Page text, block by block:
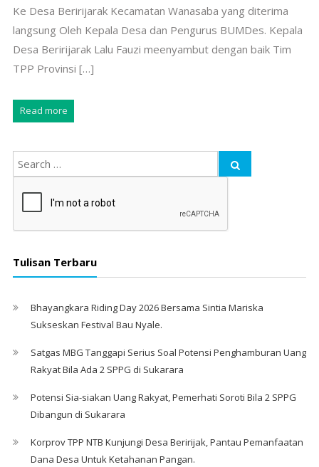
Ke Desa Beririjarak Kecamatan Wanasaba yang diterima
langsung Oleh Kepala Desa dan Pengurus BUMDes. Kepala
Desa Beririjarak Lalu Fauzi meenyambut dengan baik Tim
TPP Provinsi […]
Read more
Tulisan Terbaru
Bhayangkara Riding Day 2026 Bersama Sintia Mariska
Sukseskan Festival Bau Nyale. ‎
Satgas MBG Tanggapi Serius Soal Potensi Penghamburan Uang
Rakyat Bila Ada 2 SPPG di Sukarara
Potensi Sia-siakan Uang Rakyat, Pemerhati Soroti Bila 2 SPPG
Dibangun di Sukarara
Korprov TPP NTB Kunjungi Desa Beririjak, Pantau Pemanfaatan
Dana Desa Untuk Ketahanan Pangan.